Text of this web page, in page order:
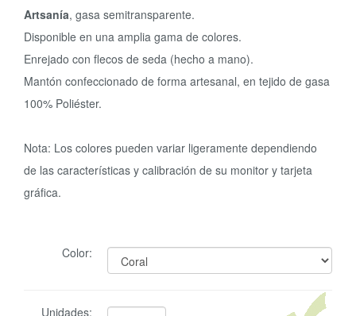
Artsanía, gasa semitransparente.
Disponible en una amplia gama de colores.
Enrejado con flecos de seda (hecho a mano).
Mantón confeccionado de forma artesanal, en tejido de gasa
100% Poliéster.
Nota: Los colores pueden variar ligeramente dependiendo
de las características y calibración de su monitor y tarjeta
gráfica.
Color:
Unidades: